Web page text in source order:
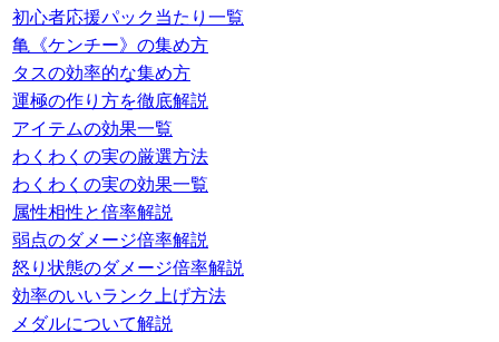
初心者応援パック当たり一覧
亀《ケンチー》の集め方
タスの効率的な集め方
運極の作り方を徹底解説
アイテムの効果一覧
わくわくの実の厳選方法
わくわくの実の効果一覧
属性相性と倍率解説
弱点のダメージ倍率解説
怒り状態のダメージ倍率解説
効率のいいランク上げ方法
メダルについて解説